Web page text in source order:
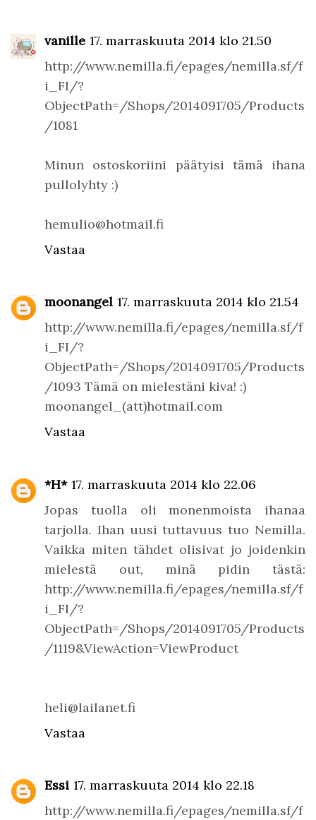
vanille 17. marraskuuta 2014 klo 21.50
http://www.nemilla.fi/epages/nemilla.sf/f
i_FI/?
ObjectPath=/Shops/2014091705/Products
/1081
Minun ostoskoriini päätyisi tämä ihana
pullolyhty :)
hemulio@hotmail.fi
Vastaa
moonangel 17. marraskuuta 2014 klo 21.54
http://www.nemilla.fi/epages/nemilla.sf/f
i_FI/?
ObjectPath=/Shops/2014091705/Products
/1093 Tämä on mielestäni kiva! :)
moonangel_(att)hotmail.com
Vastaa
*H* 17. marraskuuta 2014 klo 22.06
Jopas tuolla oli monenmoista ihanaa
tarjolla. Ihan uusi tuttavuus tuo Nemilla.
Vaikka miten tähdet olisivat jo joidenkin
mielestä out, minä pidin tästä:
http://www.nemilla.fi/epages/nemilla.sf/f
i_FI/?
ObjectPath=/Shops/2014091705/Products
/1119&ViewAction=ViewProduct
heli@lailanet.fi
Vastaa
Essi 17. marraskuuta 2014 klo 22.18
http://www.nemilla.fi/epages/nemilla.sf/f